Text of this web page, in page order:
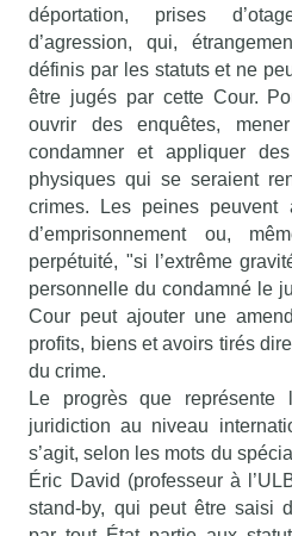
déportation, prises
d’agression, qui,
définis par les statuts et ne
être jugés par cette Cour.
ouvrir des enquêtes,
condamner et appliquer
physiques qui se seraient
crimes. Les peines peuvent
d’emprisonnement ou,
perpétuité, "si l’extrême
personnelle du condamné le
Cour peut ajouter une
profits, biens et avoirs tirés
du crime.
Le progrès que représente
juridiction au niveau
s’agit, selon les mots du
Éric David (professeur à
stand-by, qui peut être saisi